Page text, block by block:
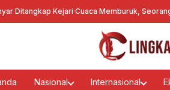
Kejari Cuaca Memburuk, Seorang
Nasional Internasional